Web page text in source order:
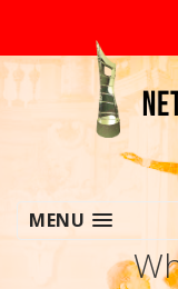
MENU